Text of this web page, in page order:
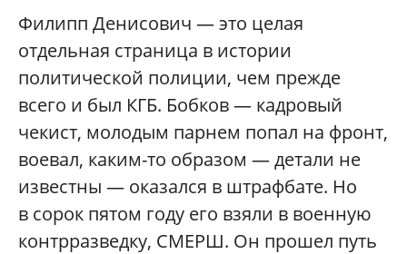
Филипп Денисович — это целая
отдельная страница в истории
политической полиции, чем прежде
всего и был КГБ. Бобков — кадровый
чекист, молодым парнем попал на фронт,
воевал, каким-то образом — детали не
известны — оказался в штрафбате. Но
в сорок пятом году его взяли в военную
контрразведку, СМЕРШ. Он прошел путь